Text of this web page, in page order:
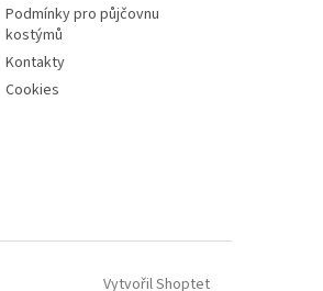
Podmínky pro půjčovnu
kostýmů
Kontakty
Cookies
Vytvořil Shoptet